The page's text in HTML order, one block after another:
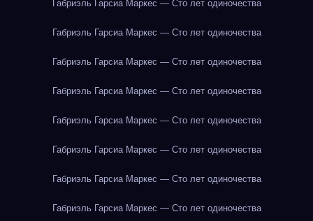
Габриэль Гарсиа Маркес — Сто лет одиночества
Габриэль Гарсиа Маркес — Сто лет одиночества
Габриэль Гарсиа Маркес — Сто лет одиночества
Габриэль Гарсиа Маркес — Сто лет одиночества
Габриэль Гарсиа Маркес — Сто лет одиночества
Габриэль Гарсиа Маркес — Сто лет одиночества
Габриэль Гарсиа Маркес — Сто лет одиночества
Габриэль Гарсиа Маркес — Сто лет одиночества